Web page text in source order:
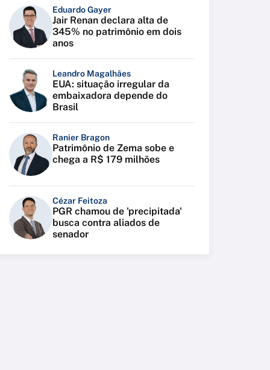
Eduardo Gayer
Jair Renan declara alta de
345% no patrimônio em dois
anos
Leandro Magalhães
EUA: situação irregular da
embaixadora depende do
Brasil
Ranier Bragon
Patrimônio de Zema sobe e
chega a R$ 179 milhões
Cézar Feitoza
PGR chamou de 'precipitada'
busca contra aliados de
senador